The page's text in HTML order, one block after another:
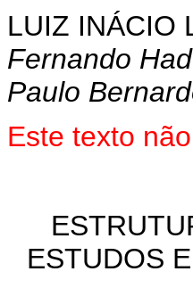
LUIZ INÁCIO
Fernando
Paulo
Este texto
ESTUDOS